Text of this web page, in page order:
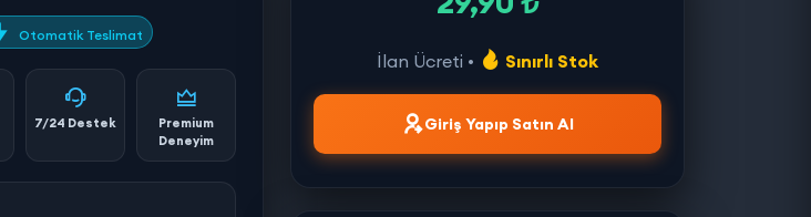
Otomatik Teslimat
7/24 Destek
Premium
Deneyim
İlan Ücreti • Sınırlı Stok
Giriş Yapıp Satın Al